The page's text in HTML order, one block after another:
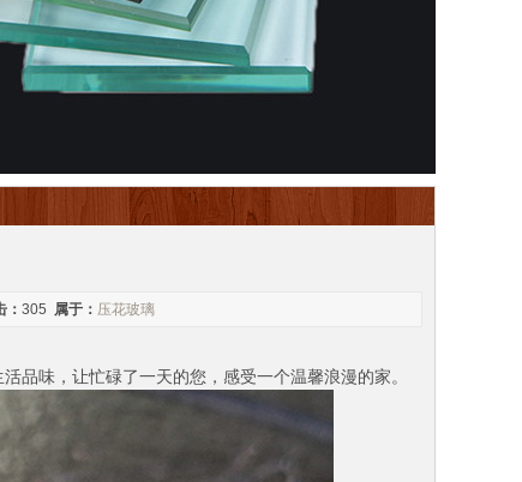
： 305 属于： 压花玻璃
品味，让忙碌了一天的您，感受一个温馨浪漫的家。